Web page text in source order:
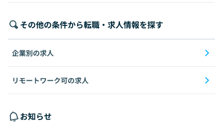
その他の条件から転職・求人情報を探す
企業別の求人
リモートワーク可の求人
お知らせ